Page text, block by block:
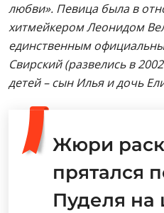
любви». Певица была в
хитмейкером Леонидом
единственным
Свирский (развелись в
детей – сын Илья и дочь
Жюри
прятался
Пуделя на